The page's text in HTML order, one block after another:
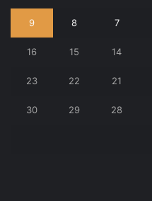
7
8
9
14
15
16
21
22
23
28
29
30